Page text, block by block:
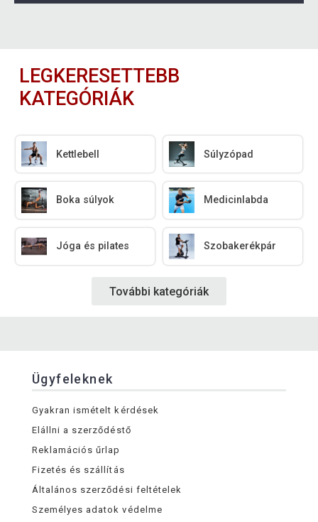
LEGKERESETTEBB
KATEGÓRIÁK
Kettlebell Súlyzópad
Boka súlyok Medicinlabda
Jóga és pilates Szobakerékpár
További kategóriák
Ügyfeleknek
Gyakran ismételt kérdések
Elállni a szerződéstő
Reklamációs űrlap
Fizetés és szállítás
Általános szerződési feltételek
Személyes adatok védelme